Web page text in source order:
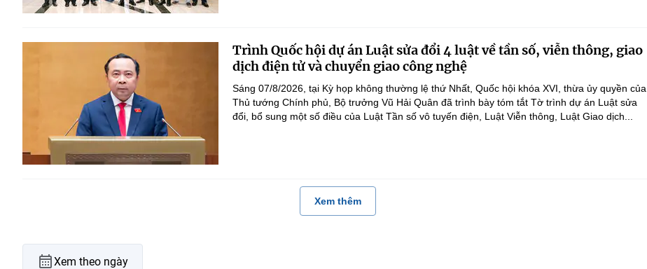
Trình Quốc hội dự án Luật sửa đổi 4 luật về tần số, viễn thông, giao
dịch điện tử và chuyển giao công nghệ
Sáng 07/8/2026, tại Kỳ họp không thường lệ thứ Nhất, Quốc hội khóa XVI, thừa ủy quyền của
Thủ tướng Chính phủ, Bộ trưởng Vũ Hải Quân đã trình bày tóm tắt Tờ trình dự án Luật sửa
đổi, bổ sung một số điều của Luật Tần số vô tuyến điện, Luật Viễn thông, Luật Giao dịch...
Xem thêm
Xem theo ngày